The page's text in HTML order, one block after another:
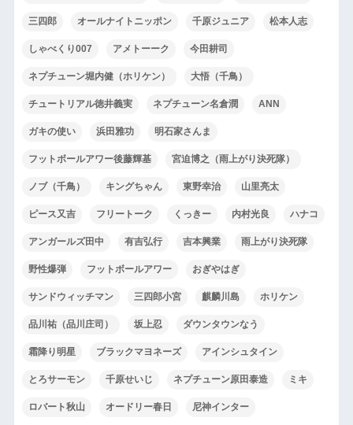
三四郎 オールナイトニッポン 千原ジュニア 松本人志
しゃべくり007 アメトーーク 今田耕司
ネプチューン堀内健（ホリケン） 大悟（千鳥）
チュートリアル徳井義実 ネプチューン名倉潤 ANN
ガキの使い 浜田雅功 明石家さんま
フットボールアワー後藤輝基 宮迫博之（雨上がり決死隊）
ノブ（千鳥） キングちゃん 東野幸治 山里亮太
ピース又吉 フリートーク くっきー 内村光良 ハナコ
アンガールズ田中 有吉弘行 吉本興業 雨上がり決死隊
野性爆弾 フットボールアワー おぎやはぎ
サンドウィッチマン 三四郎小宮 麒麟川島 ホリケン
品川祐（品川庄司） 坂上忍 ダウンタウンなう
霜降り明星 ブラックマヨネーズ アインシュタイン
とろサーモン 千原せいじ ネプチューン原田泰造 ミキ
ロバート秋山 オードリー春日 尼神インター